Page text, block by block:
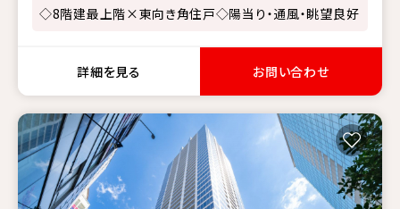
◇8階建最上階×東向き角住戸◇陽当り・通風・眺望良好
詳細を見る お問い合わせ